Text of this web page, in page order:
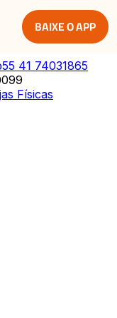
BAIXE O APP
55 41 74031865
Físicas